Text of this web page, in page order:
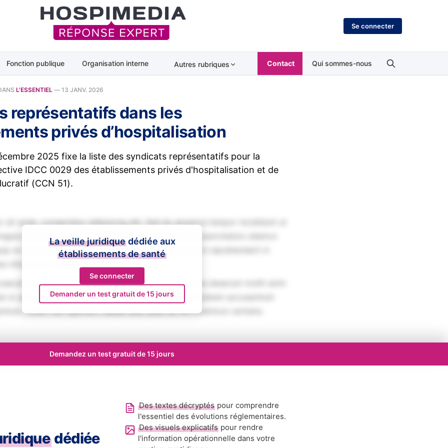
Se connecter
Fonction publique Organisation interne Autres rubriques Contact Qui sommes-nous
L'ESSENTIEL — 13 JANV. 2026
représentatifs dans les
privés d’hospitalisation
2025 fixe la liste des syndicats représentatifs pour la
IDCC 0029 des établissements privés d'hospitalisation et de
(CCN 51).
sit amet, consectetur adipiscing elit. Sed do eiusmod tempor incididunt ut
aliqua. Ut enim ad minim veniam, quis nostrud exercitation ullamco
ex ea commodo consequat. Duis aute irure dolor in reprehenderit in
cupidatat non proident, sunt in culpa qui officia deserunt mollit anim
ut perspiciatis unde omnis iste natus error sit voluptatem accusantium
totam rem aperiam, eaque ipsa quae ab illo inventore veritatis.
La veille juridique dédiée aux
établissements de santé
Se connecter
Demander un test gratuit de 15 jours
Demandez un test gratuit de 15 jours
dédiée
Des textes décryptés pour comprendre
l'essentiel des évolutions réglementaires.
Des visuels explicatifs pour rendre
l'information opérationnelle dans votre